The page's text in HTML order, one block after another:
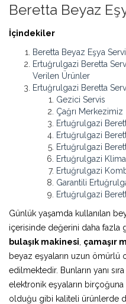
Beretta Beyaz
İçindekiler
Beretta Beyaz Eşya
Ertuğrulgazi Beretta
Verilen Ürünler
Ertuğrulgazi Beretta
Gezici Servis
Çağrı Merkezimiz
Ertuğrulgazi
Ertuğrulgazi
Ertuğrulgazi
Ertuğrulgazi
Ertuğrulgazi
Garantili
Ertuğrulgazi
Günlük yaşamda kullanılan
içerisinde değerini daha fazla
bulaşık makinesi çamaşır
beyaz eşyaların uzun ömürlü
edilmektedir. Bunların yanı
elektronik eşyaların
olduğu gibi kaliteli ürünlerde